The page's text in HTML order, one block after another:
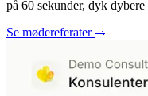
på 60 sekunder, dyk
Se mødereferater